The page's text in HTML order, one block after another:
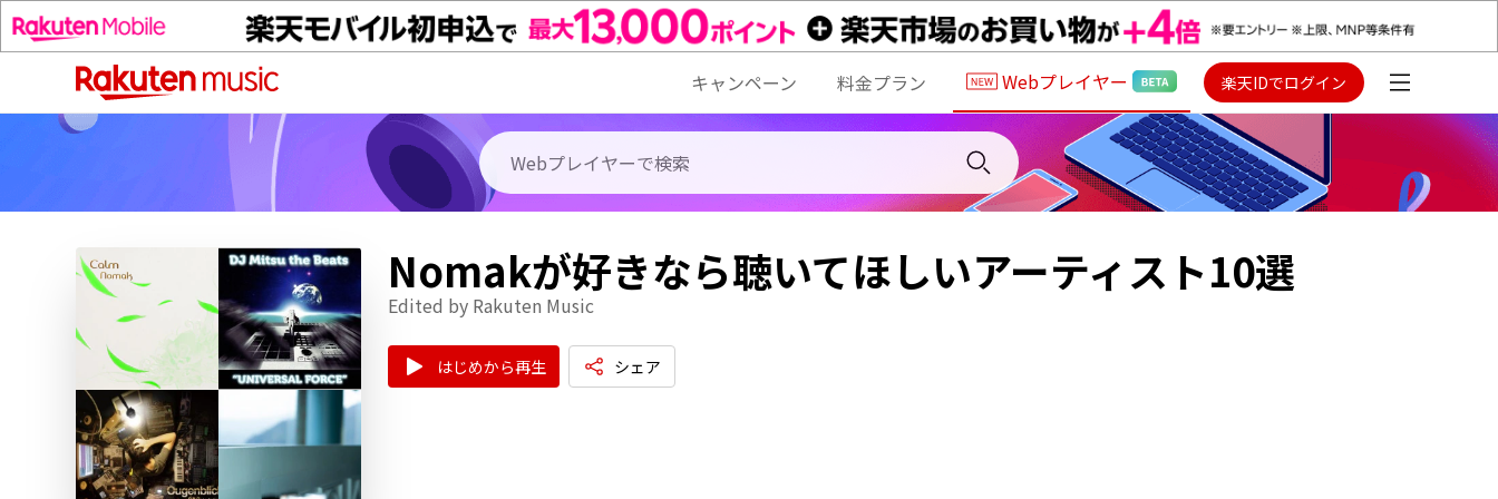
キャンペーン 料金プラン Webプレイヤー 楽天IDでログイン
Nomakが好きなら聴いてほしいアーティスト10選
Edited by Rakuten Music
はじめから再生 シェア